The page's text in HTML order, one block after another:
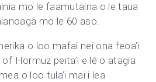
mo le faamutaina o le taua
mo le 60 aso.
o loo mafai nei ona feoa’i
Hormuz peita’i e lē o atagia
o loo tula’i mai i lea